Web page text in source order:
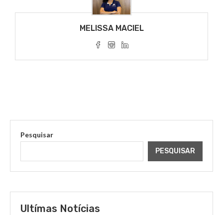
MELISSA MACIEL
Pesquisar
PESQUISAR
Ultímas Notícias